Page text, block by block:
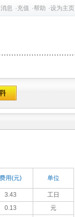
消息 ·充值 ·帮助 ·设为主页
费用(元) 单位
3.43
工日
0.13
元